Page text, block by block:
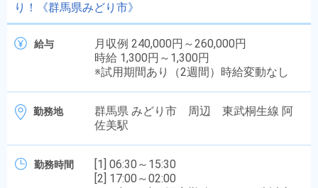
り！《群馬県みどり市》
給与
月収例 240,000円～260,000円
時給 1,300円～1,300円
※試用期間あり（2週間）時給変動なし
勤務地
群馬県 みどり市 周辺 東武桐生線 阿
佐美駅
勤務時間
[1] 06:30～15:30
[2] 17:00～02:00